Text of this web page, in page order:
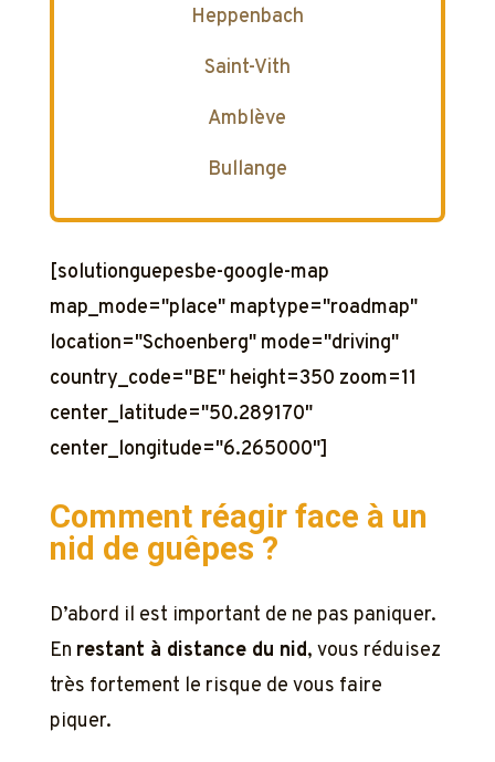
Heppenbach
Saint-Vith
Amblève
Bullange
[solutionguepesbe-google-map
map_mode="place" maptype="roadmap"
location="Schoenberg" mode="driving"
country_code="BE" height=350 zoom=11
center_latitude="50.289170"
center_longitude="6.265000"]
Comment réagir face à un
nid de guêpes ?
D’abord il est important de ne pas paniquer.
En restant à distance du nid, vous réduisez
très fortement le risque de vous faire
piquer.